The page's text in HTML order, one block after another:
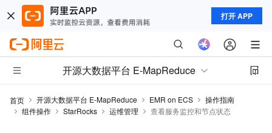
打开 APP
开源大数据平台 E-MapReduce
首页 开源大数据平台 E-MapReduce EMR on ECS
操作指南
组件操作
StarRocks 运维管理 查看服务监控和节点状态